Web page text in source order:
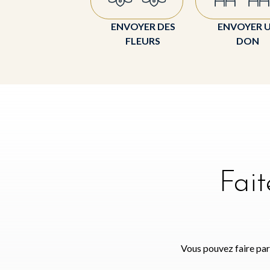
ENVOYER DES
FLEURS
ENVOYER
DON
Vous pouvez faire